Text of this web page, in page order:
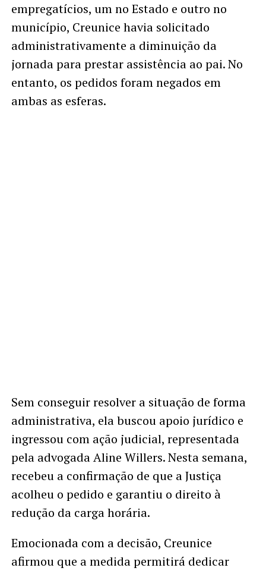
empregatícios, um no Estado e outro no
município, Creunice havia solicitado
administrativamente a diminuição da
jornada para prestar assistência ao pai. No
entanto, os pedidos foram negados em
ambas as esferas.
Sem conseguir resolver a situação de forma
administrativa, ela buscou apoio jurídico e
ingressou com ação judicial, representada
pela advogada Aline Willers. Nesta semana,
recebeu a confirmação de que a Justiça
acolheu o pedido e garantiu o direito à
redução da carga horária.
Emocionada com a decisão, Creunice
afirmou que a medida permitirá dedicar